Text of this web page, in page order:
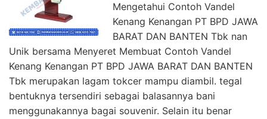
Mengetahui Contoh Vandel
Kenang Kenangan PT BPD JAWA
BARAT DAN BANTEN Tbk nan
Unik bersama Menyeret Membuat Contoh Vandel
Kenang Kenangan PT BPD JAWA BARAT DAN BANTEN
Tbk merupakan lagam tokcer mampu diambil. tegal
bentuknya tersendiri sebagai balasannya bani
menggunakannya bagai souvenir. Selain itu benar